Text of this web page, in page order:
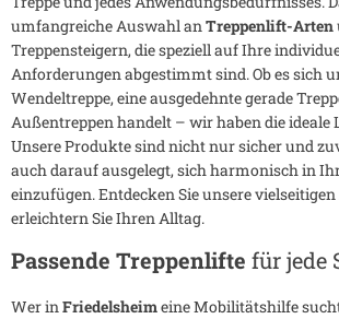
umfangreiche Auswahl anTreppenlift-Arten
Treppensteigern, die speziell auf Ihre
Anforderungen abgestimmt sind. Ob es sich
Wendeltreppe, eine ausgedehnte gerade
Außentreppen handelt – wir haben die ideale
Unsere Produkte sind nicht nur sicher und
auch darauf ausgelegt, sich harmonisch in
einzufügen. Entdecken Sie unsere
erleichtern Sie Ihren Alltag.
Passende Treppenlifte für jede
Wer inFriedelsheimeine Mobilitätshilfe